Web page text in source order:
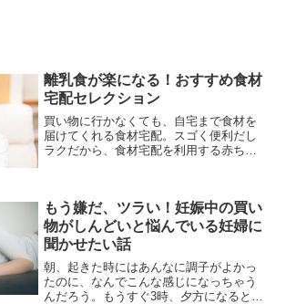
離乳食が楽になる！おすすめ食材
宅配セレクション
買い物に行かなくても、自宅まで食材を
届けてくれる食材宅配。スゴく便利だし
ラクだから、食材宅配を利用する赤ちゃ
育児に忙しい新米ママにとっ...
もう嫌だ、ツラい！妊娠中の買い
物がしんどいと悩んでいる妊婦に
聞かせたい話
朝、起きた時にはあんなに調子がよかっ
たのに、なんでこんな感じになっちゃう
んだろう。もうすぐ3時、夕方になると混